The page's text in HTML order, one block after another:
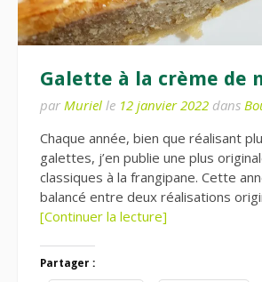
Galette à la crème de
par Muriel le 12 janvier 2022 dans
Chaque année, bien que réalisant
galettes, j’en publie une plus
classiques à la frangipane. Cette
balancé entre deux réalisations
[Continuer la lecture]
Partager :